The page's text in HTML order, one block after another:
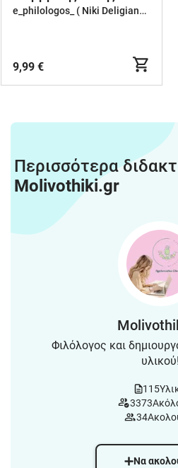
αρχαία ελληνικά
e_philologos_ ( Niki Deligianni )
9,99 €
Περισσότερα
Molivothiki.gr
Φιλόλογος και
υλικού!
115
3373
34
Να